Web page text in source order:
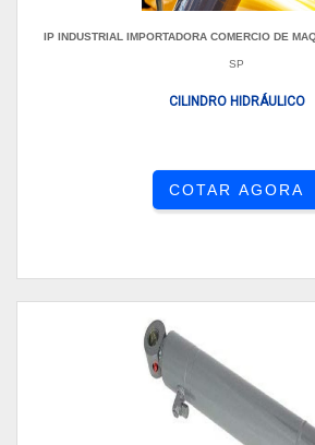
IP INDUSTRIAL IMPORTADORA COMERCIO DE
SP
CILINDRO HIDRÁULICO
COTAR AGORA